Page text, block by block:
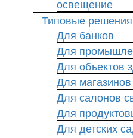
освещение
Типовые решения
Для банков
Для
Для объектов
Для
Для салонов
Для
Для детских